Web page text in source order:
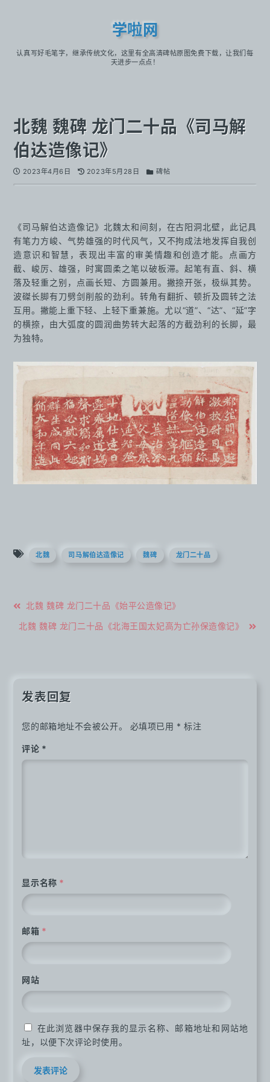
学啦网
认真写好毛笔字，继承传统文化，这里有全高清碑帖原图免费下载，让我们每
天进步一点点！
北魏 魏碑 龙门二十品《司马解
伯达造像记》
2023年4月6日 2023年5月28日 碑帖
《司马解伯达造像记》北魏太和间刻，在古阳洞北壁，此记具
有笔力方峻、气势雄强的时代风气，又不拘成法地发挥自我创
造意识和智慧，表现出丰富的审美情趣和创造才能。点画方
截、峻厉、雄强，时寓圆柔之笔以破板滞。起笔有直、斜、横
落及轻重之别，点画长短、方圆兼用。撇捺开张，极纵其势。
波磔长脚有刀劈剑削般的劲利。转角有翻折、顿折及圆转之法
互用。撇能上重下轻、上轻下重兼施。尤以“道”、“达”、“延”字
的横捺，由大弧度的圆润曲势转大起落的方截劲利的长脚，最
为独特。
北魏 司马解伯达造像记 魏碑 龙门二十品
文
章
北魏 魏碑 龙门二十品《始平公造像记》
北魏 魏碑 龙门二十品《北海王国太妃高为亡孙保造像记》
发表回复
您的邮箱地址不会被公开。 必填项已用 * 标注
评论 *
显示名称 *
邮箱 *
网站
在此浏览器中保存我的显示名称、邮箱地址和网站地
址，以便下次评论时使用。